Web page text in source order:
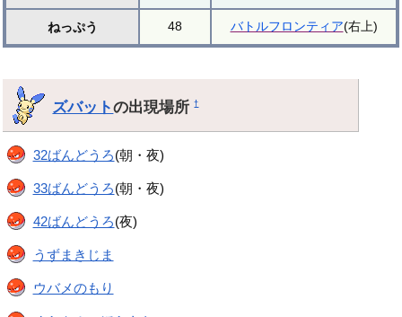
ねっぷう 48 バトルフロンティア(右上)
ズバットの出現場所†
32ばんどうろ(朝・夜)
33ばんどうろ(朝・夜)
42ばんどうろ(夜)
うずまきじま
ウバメのもり